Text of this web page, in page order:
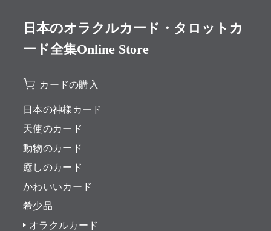
日本のオラクルカード・タロットカ
ード全集Online Store
カードの購入
日本の神様カード
天使のカード
動物のカード
癒しのカード
かわいいカード
希少品
オラクルカード